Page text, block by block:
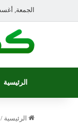
الجمعة, أغسطس
الرئيسية
الرئيسية /